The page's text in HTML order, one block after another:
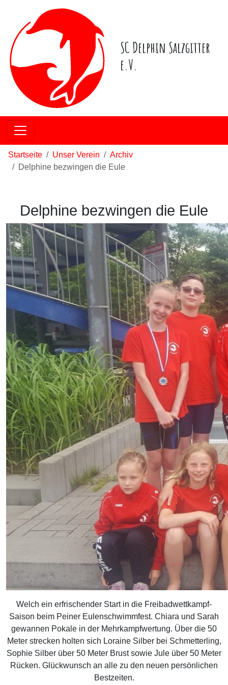
SC Delphin Salzgitter
e.V.
Startseite Unser Verein
Archiv
Delphine bezwingen die Eule
Delphine bezwingen die Eule
Welch ein erfrischender Start in die Freibadwettkampf-
Saison beim Peiner Eulenschwimmfest. Chiara und Sarah
gewannen Pokale in der Mehrkampfwertung. Über die 50
Meter strecken holten sich Loraine Silber bei Schmetterling,
Sophie Silber über 50 Meter Brust sowie Jule über 50 Meter
Rücken. Glückwunsch an alle zu den neuen persönlichen
Bestzeiten.